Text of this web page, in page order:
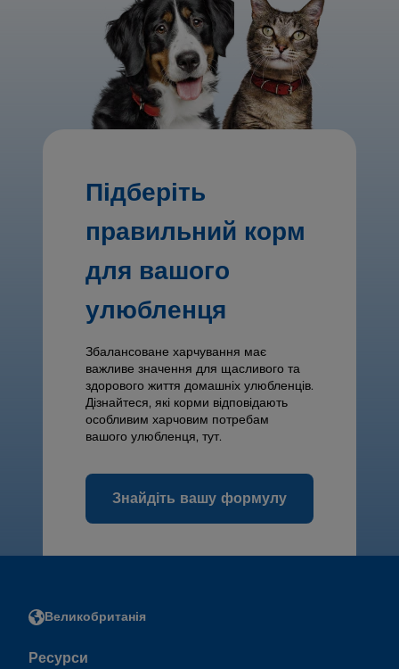
Підберіть
правильний корм
для вашого
улюбленця
Збалансоване харчування має
важливе значення для щасливого та
здорового життя домашніх улюбленців.
Дізнайтеся, які корми відповідають
особливим харчовим потребам
вашого улюбленця, тут.
Знайдіть вашу формулу
Великобританія
Ресурси